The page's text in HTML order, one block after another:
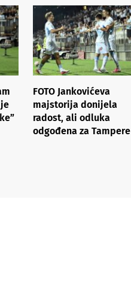
FOTO Jankovićeva
majstorija donijela
radost, ali odluka
odgođena za Tampere